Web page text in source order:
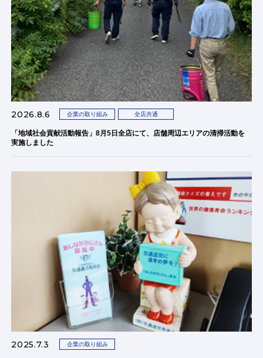
2026.8.6 企業の取り組み 全店共通
「地域社会貢献活動報告」8月5日全店にて、店舗周辺エリアの清掃活動を
実施しました
2025.7.3 企業の取り組み